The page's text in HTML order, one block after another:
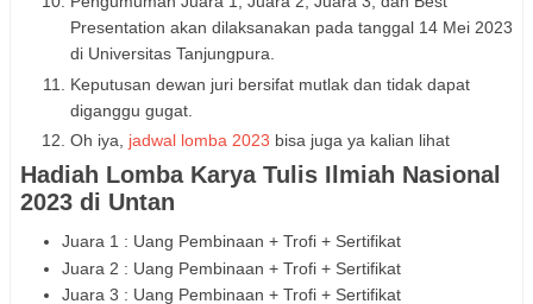
Presentation akan dilaksanakan pada tanggal 14 Mei 2023
di Universitas Tanjungpura.
Keputusan dewan juri bersifat mutlak dan tidak dapat
diganggu gugat.
Oh iya, jadwal lomba 2023 bisa juga ya kalian lihat
Hadiah Lomba Karya Tulis Ilmiah Nasional
2023 di Untan
Juara 1 : Uang Pembinaan + Trofi + Sertifikat
Juara 2 : Uang Pembinaan + Trofi + Sertifikat
Juara 3 : Uang Pembinaan + Trofi + Sertifikat